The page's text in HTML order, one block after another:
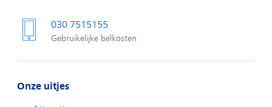
030 7515155
Gebruikelijke belkosten
Onze uitjes